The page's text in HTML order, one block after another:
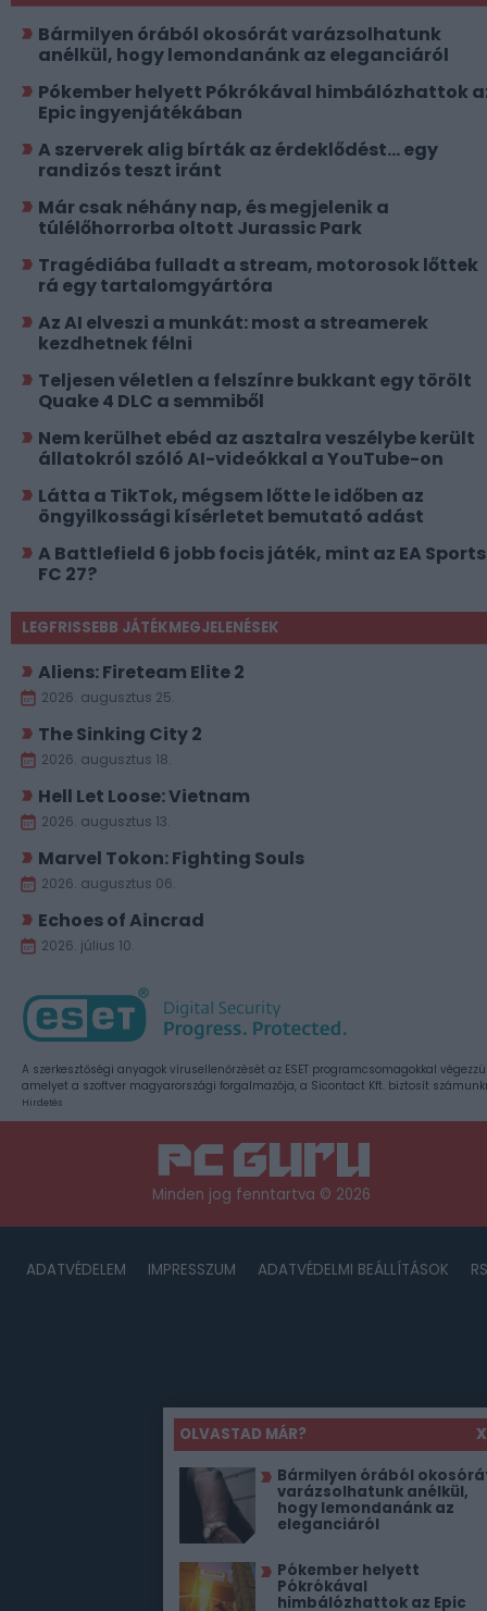
OLVASTAD MÁR?
X
Bármilyen órából
varázsolhatunk anélkül,
hogy lemondanánk az
eleganciáról
Pókember helyett
Pókrókával
himbálózhattok az Epic
Bármilyen órából okosórát varázsolhatunk
anélkül, hogy lemondanánk az eleganciáról
Pókember helyett Pókrókával himbálózhattok
Epic ingyenjátékában
A szerverek alig bírták az érdeklődést... egy
randizós teszt iránt
Már csak néhány nap, és megjelenik a
túlélőhorrorba oltott Jurassic Park
Tragédiába fulladt a stream, motorosok lőttek
rá egy tartalomgyártóra
Az AI elveszi a munkát: most a streamerek
kezdhetnek félni
Teljesen véletlen a felszínre bukkant egy törölt
Quake 4 DLC a semmiből
Nem kerülhet ebéd az asztalra veszélybe került
állatokról szóló AI-videókkal a YouTube-on
Látta a TikTok, mégsem lőtte le időben az
öngyilkossági kísérletet bemutató adást
A Battlefield 6 jobb focis játék, mint az EA Sports
FC 27?
LEGFRISSEBB JÁTÉKMEGJELENÉSEK
Aliens: Fireteam Elite 2
2026. augusztus 25.
The Sinking City 2
2026. augusztus 18.
Hell Let Loose: Vietnam
2026. augusztus 13.
Marvel Tokon: Fighting Souls
2026. augusztus 06.
Echoes of Aincrad
2026. július 10.
A szerkesztőségi anyagok vírusellenőrzését az ESET programcsomagokkal
amelyet a szoftver magyarországi forgalmazója, a Sicontact Kft. biztosít
Hirdetés
Minden jog fenntartva © 2026
ADATVÉDELEM IMPRESSZUM ADATVÉDELMI BEÁLLÍTÁSOK